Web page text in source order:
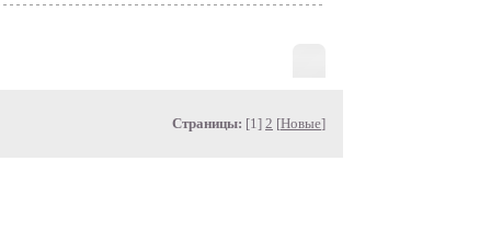
Страницы: [1] 2 [Новые]